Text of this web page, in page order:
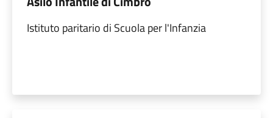
Istituto paritario di Scuola per l'Infanzia